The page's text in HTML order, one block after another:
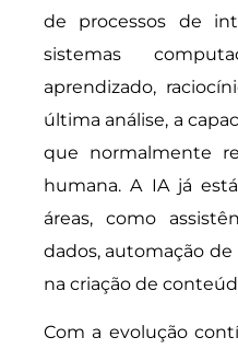
de processos de
sistemas
aprendizado,
última análise, a
que normalmente
humana. A IA já
áreas, como
dados, automação
na criação de
Com a evolução